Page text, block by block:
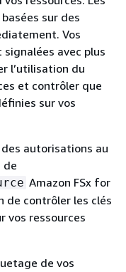
sur des
Vos
avec plus
l’utilisation du
et contrôler que
sur vos
autorisations au
de
Amazon FSx for
de contrôler les clés
vos ressources
de vos